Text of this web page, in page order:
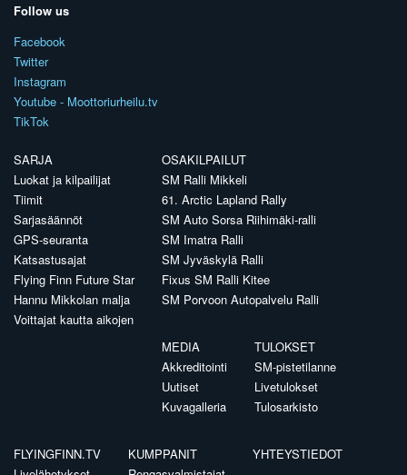
Follow us
Facebook
Twitter
Instagram
Youtube - Moottoriurheilu.tv
TikTok
SARJA
Luokat ja kilpailijat
Tiimit
Sarjasäännöt
GPS-seuranta
Katsastusajat
Flying Finn Future Star
Hannu Mikkolan malja
Voittajat kautta aikojen
OSAKILPAILUT
SM Ralli Mikkeli
61. Arctic Lapland Rally
SM Auto Sorsa Riihimäki-ralli
SM Imatra Ralli
SM Jyväskylä Ralli
Fixus SM Ralli Kitee
SM Porvoon Autopalvelu Ralli
MEDIA
Akkreditointi
Uutiset
Kuvagalleria
TULOKSET
SM-pistetilanne
Livetulokset
Tulosarkisto
FLYINGFINN.TV
KUMPPANIT
YHTEYSTIEDOT